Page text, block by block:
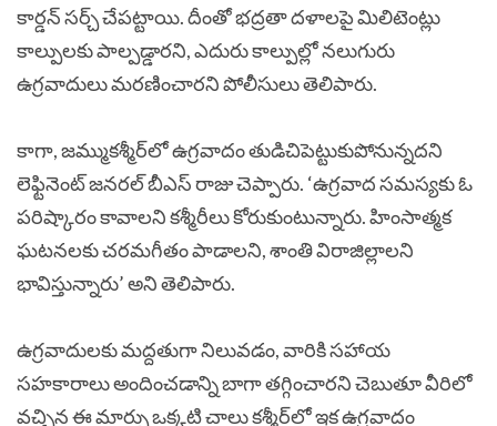
కార్డన్‌ సర్చ్‌ చేపట్టాయి. దీంతో భద్రతా దళాలపై మిలిటెంట్లు
కాల్పులకు పాల్పడ్డారని, ఎదురు కాల్పుల్లో నలుగురు
ఉగ్రవాదులు మరణించారని పోలీసులు తెలిపారు.
కాగా, జమ్ముకశ్మీర్‌లో ఉగ్రవాదం తుడిచిపెట్టుకుపోనున్నదని
లెఫ్టినెంట్‌ జనరల్‌ బీఎస్‌ రాజు చెప్పారు. ‘ఉగ్రవాద సమస్యకు ఓ
పరిష్కారం కావాలని కశ్మీరీలు కోరుకుంటున్నారు. హింసాత్మక
ఘటనలకు చరమగీతం పాడాలని, శాంతి విరాజిల్లాలని
భావిస్తున్నారు’ అని తెలిపారు.
ఉగ్రవాదులకు మద్దతుగా నిలువడం, వారికి సహాయ
సహకారాలు అందించడాన్ని బాగా తగ్గించారని చెబుతూ వీరిలో
వచ్చిన ఈ మార్పు ఒక్కటి చాలు కశ్మీర్‌లో ఇక ఉగ్రవాదం